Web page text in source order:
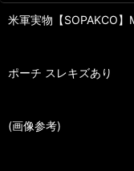
米軍実物【SOPAKCO
ポーチ スレキズあり
(画像参考)